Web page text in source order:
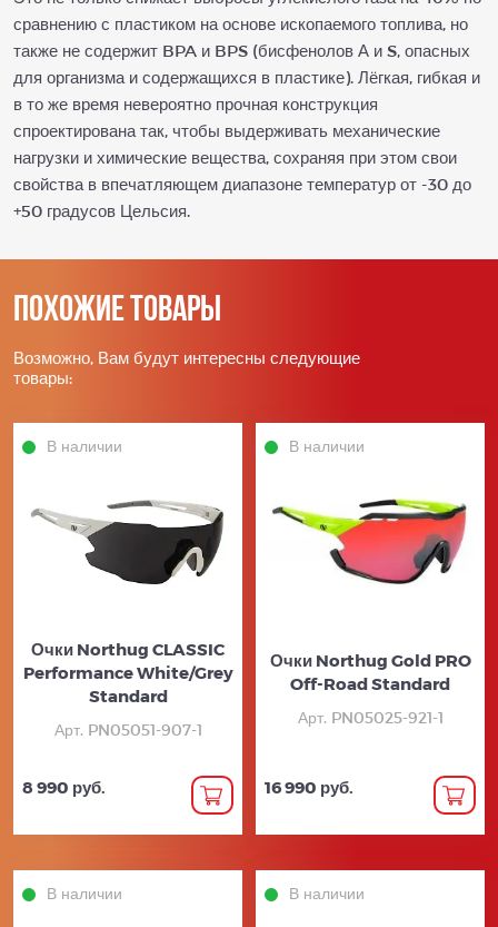
сравнению с пластиком на основе ископаемого топлива, но
также не содержит BPA и BPS (бисфенолов А и S, опасных
для организма и содержащихся в пластике). Лёгкая, гибкая и
в то же время невероятно прочная конструкция
спроектирована так, чтобы выдерживать механические
нагрузки и химические вещества, сохраняя при этом свои
свойства в впечатляющем диапазоне температур от -30 до
+50 градусов Цельсия.
Похожие товары
Возможно, Вам будут интересны следующие
товары:
В наличии
Очки Northug CLASSIC
Performance White/Grey
Standard
Арт. PN05051-907-1
8 990 руб.
В наличии
Очки Northug Gold PRO
Off-Road Standard
Арт. PN05025-921-1
16 990 руб.
В наличии В наличии